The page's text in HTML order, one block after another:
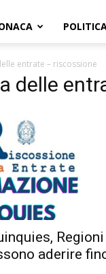
Salerno
entrate – riscossione
delle
Regioni
aderire